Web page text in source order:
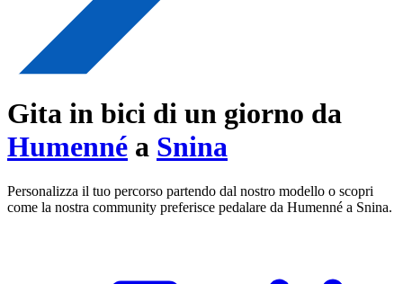
Gita in bici di un giorno da
Humenné a Snina
Personalizza il tuo percorso partendo dal nostro modello o scopri
come la nostra community preferisce pedalare da Humenné a Snina.